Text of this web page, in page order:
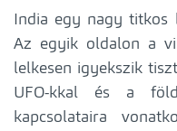
India egy nagy titkos
Az egyik oldalon a
lelkesen igyekszik
UFO-kkal és a
kapcsolataira